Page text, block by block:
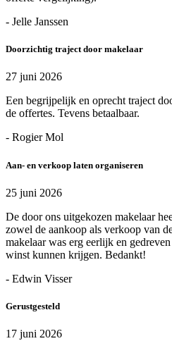
- Jelle Janssen
Doorzichtig traject door makelaar
27 juni 2026
Een begrijpelijk en oprecht traject
de offertes. Tevens betaalbaar.
- Rogier Mol
Aan- en verkoop laten organiseren
25 juni 2026
De door ons uitgekozen makelaar
zowel de aankoop als verkoop van
makelaar was erg eerlijk en
winst kunnen krijgen. Bedankt!
- Edwin Visser
Gerustgesteld
17 juni 2026